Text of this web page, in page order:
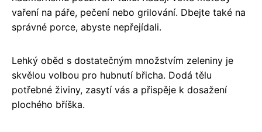
vaření na páře, pečení nebo grilování. Dbejte také na
správné porce, abyste nepřejídali.
Lehký oběd s dostatečným množstvím zeleniny je
skvělou volbou pro hubnutí břicha. Dodá tělu
potřebné živiny, zasytí vás a přispěje k dosažení
plochého bříška.